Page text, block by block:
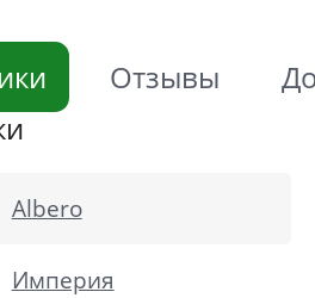
Отзывы
Albero
Империя